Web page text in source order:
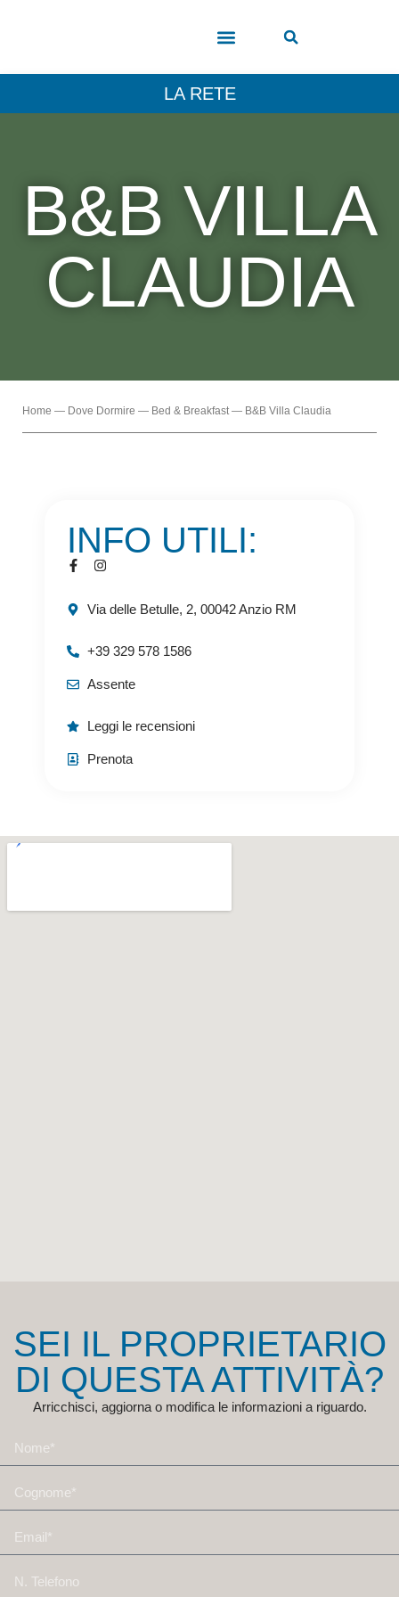
LA RETE
B&B VILLA
CLAUDIA
Home — Dove Dormire — Bed & Breakfast— B&B Villa Claudia
INFO UTILI:
Via delle Betulle, 2, 00042 Anzio RM
+39 329 578 1586
Assente
Leggi le recensioni
Prenota
SEI IL PROPRIETARIO
DI QUESTA ATTIVITÀ?
Arricchisci, aggiorna o modifica le informazioni a riguardo.